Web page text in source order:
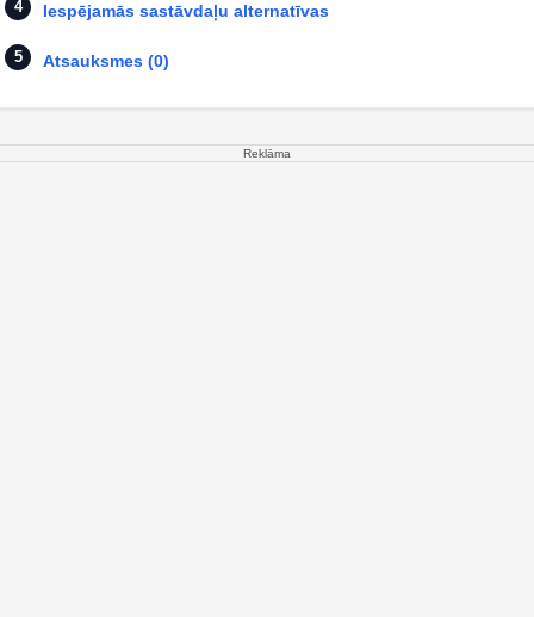
Iespējamās sastāvdaļu alternatīvas
Atsauksmes (0)
Reklāma